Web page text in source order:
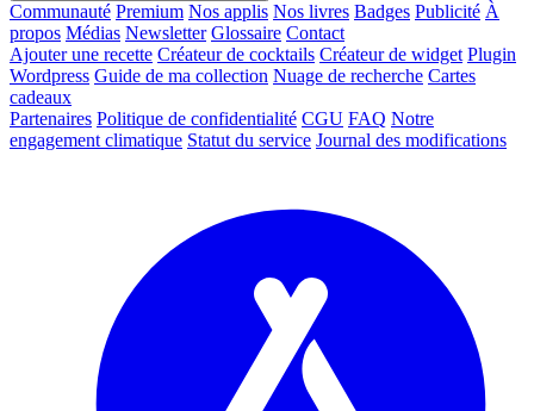
Communauté Premium Nos applis Nos livres Badges Publicité À
propos Médias Newsletter Glossaire Contact
Ajouter une recette Créateur de cocktails Créateur de widget Plugin
Wordpress Guide de ma collection Nuage de recherche Cartes
cadeaux
Partenaires Politique de confidentialité CGU FAQ Notre
engagement climatique Statut du service Journal des modifications